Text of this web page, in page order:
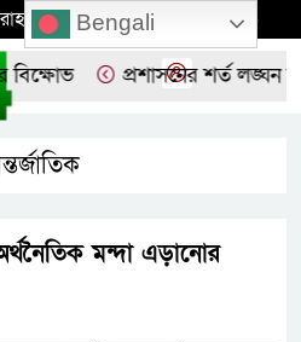
বৃহস্পতিবার, ০৬ অগাস্ট ২০২৬
প্রশাসনের শর্ত লঙ্ঘন
মন্দা এড়ানোর
Bengali